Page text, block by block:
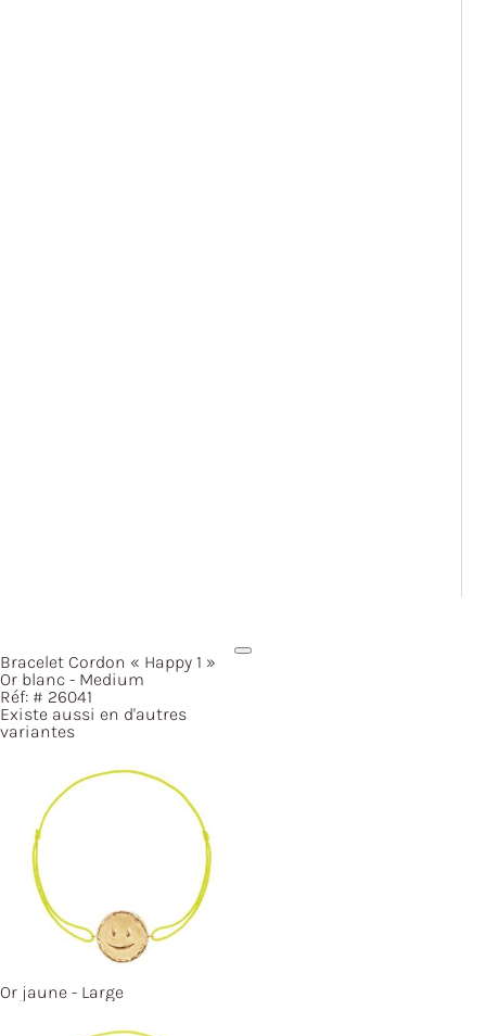
Bracelet Cordon « Happy 1 »
Or blanc - Medium
Réf: # 26041
Existe aussi en d'autres
variantes
Or jaune - Large